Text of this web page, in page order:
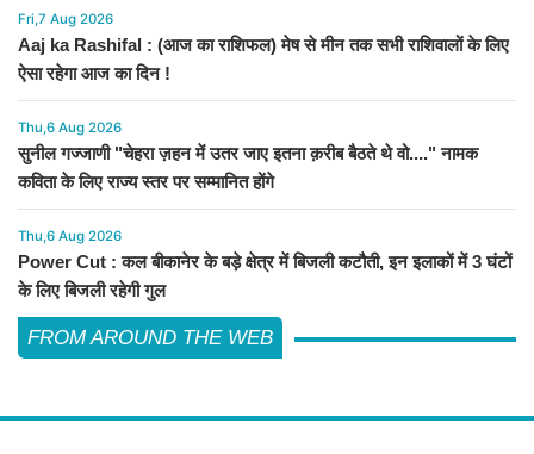
Fri,7 Aug 2026
Aaj ka Rashifal : (आज का राशिफल) मेष से मीन तक सभी राशिवालों के लिए
ऐसा रहेगा आज का दिन !
Thu,6 Aug 2026
सुनील गज्जाणी "चेहरा ज़हन में उतर जाए इतना क़रीब बैठते थे वो...." नामक
कविता के लिए राज्य स्तर पर सम्मानित होंगे
Thu,6 Aug 2026
Power Cut : कल बीकानेर के बड़े क्षेत्र में बिजली कटौती, इन इलाकों में 3 घंटों
के लिए बिजली रहेगी गुल
FROM AROUND THE WEB